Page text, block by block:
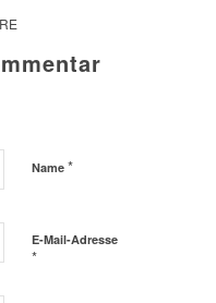
Name *
E-Mail-Adresse
*